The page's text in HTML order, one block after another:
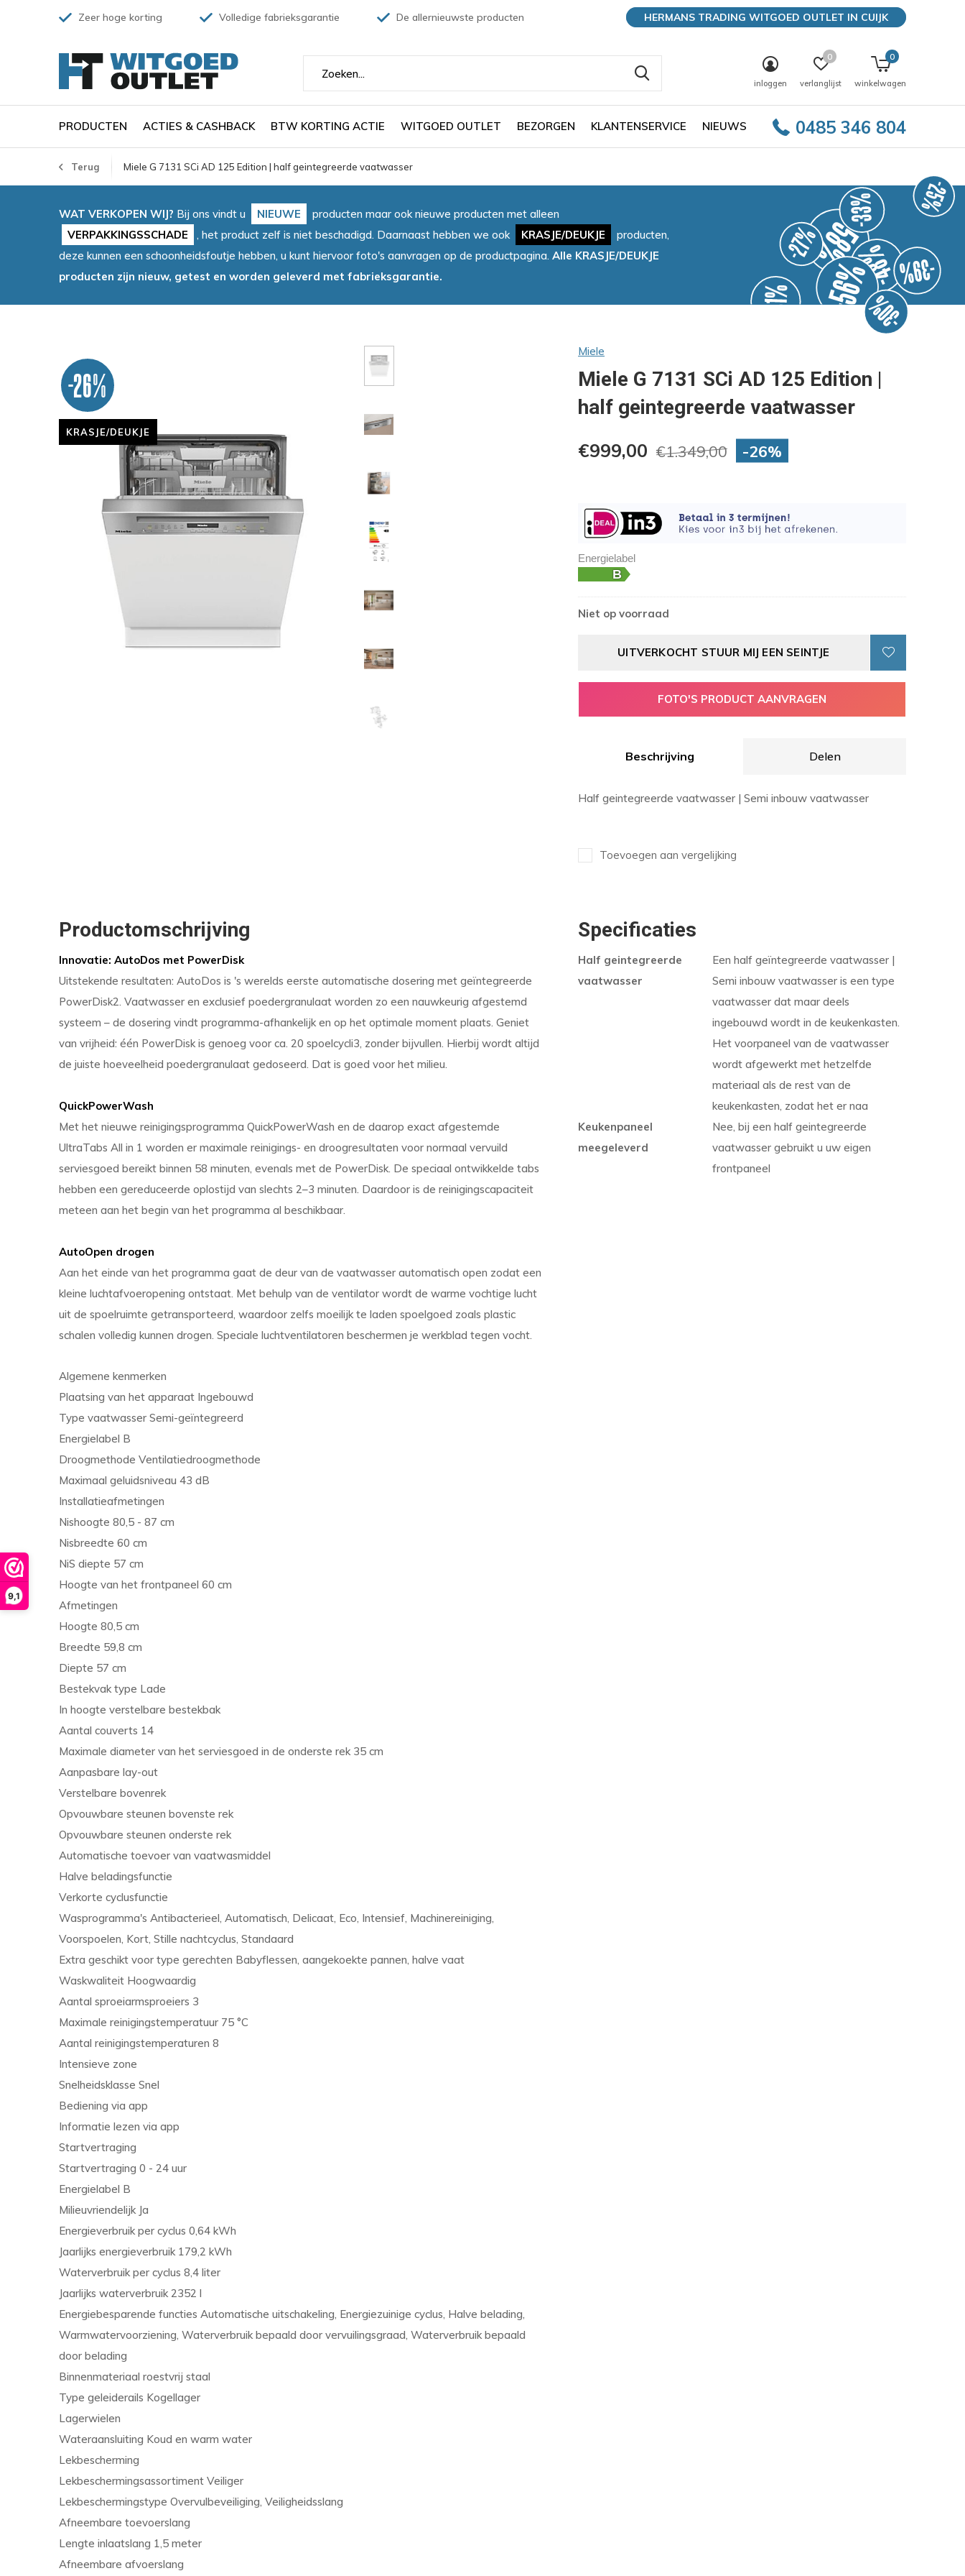
9,1
PRODUCTEN ACTIES & CASHBACK BTW KORTING ACTIE WITGOED OUTLET BEZORGEN KLANTENSERVICE NIEUWS 0485 346 804
inloggen verlanglijst
0
winkelwagen
0
Zeer hoge korting Volledige fabrieksgarantie De allernieuwste producten HERMANS TRADING WITGOED OUTLET IN CUIJK
Terug Miele G 7131 SCi AD 125 Edition | half geintegreerde vaatwasser
WAT VERKOPEN WIJ? Bij ons vindt u NIEUWE
producten maar ook nieuwe producten met alleen
VERPAKKINGSSCHADE
, het product zelf is niet beschadigd. Daarnaast hebben we ook KRASJE/DEUKJE
producten,
deze kunnen een schoonheidsfoutje hebben, u kunt hiervoor foto's aanvragen op de productpagina. Alle KRASJE/DEUKJE
producten zijn nieuw, getest en worden geleverd met fabrieksgarantie.
-26%
KRASJE/DEUKJE
Miele
Miele G 7131 SCi AD 125 Edition |
half geintegreerde vaatwasser
€999,00 €1.349,00 -26%
Energielabel
Niet op voorraad
UITVERKOCHT STUUR MIJ EEN SEINTJE
FOTO'S PRODUCT AANVRAGEN
Beschrijving Delen
Half geintegreerde vaatwasser | Semi inbouw vaatwasser
Toevoegen aan vergelijking
Productomschrijving
Innovatie: AutoDos met PowerDisk
Uitstekende resultaten: AutoDos is 's werelds eerste automatische dosering met geïntegreerde
PowerDisk2. Vaatwasser en exclusief poedergranulaat worden zo een nauwkeurig afgestemd
systeem – de dosering vindt programma-afhankelijk en op het optimale moment plaats. Geniet
van vrijheid: één PowerDisk is genoeg voor ca. 20 spoelcycli3, zonder bijvullen. Hierbij wordt altijd
de juiste hoeveelheid poedergranulaat gedoseerd. Dat is goed voor het milieu.
QuickPowerWash
Met het nieuwe reinigingsprogramma QuickPowerWash en de daarop exact afgestemde
UltraTabs All in 1 worden er maximale reinigings- en droogresultaten voor normaal vervuild
serviesgoed bereikt binnen 58 minuten, evenals met de PowerDisk. De speciaal ontwikkelde tabs
hebben een gereduceerde oplostijd van slechts 2–3 minuten. Daardoor is de reinigingscapaciteit
meteen aan het begin van het programma al beschikbaar.
AutoOpen drogen
Aan het einde van het programma gaat de deur van de vaatwasser automatisch open zodat een
kleine luchtafvoeropening ontstaat. Met behulp van de ventilator wordt de warme vochtige lucht
uit de spoelruimte getransporteerd, waardoor zelfs moeilijk te laden spoelgoed zoals plastic
schalen volledig kunnen drogen. Speciale luchtventilatoren beschermen je werkblad tegen vocht.
Algemene kenmerken
Plaatsing van het apparaat Ingebouwd
Type vaatwasser Semi-geïntegreerd
Energielabel B
Droogmethode Ventilatiedroogmethode
Maximaal geluidsniveau 43 dB
Installatieafmetingen
Nishoogte 80,5 - 87 cm
Nisbreedte 60 cm
NiS diepte 57 cm
Hoogte van het frontpaneel 60 cm
Afmetingen
Hoogte 80,5 cm
Breedte 59,8 cm
Diepte 57 cm
Bestekvak type Lade
In hoogte verstelbare bestekbak
Aantal couverts 14
Maximale diameter van het serviesgoed in de onderste rek 35 cm
Aanpasbare lay-out
Verstelbare bovenrek
Opvouwbare steunen bovenste rek
Opvouwbare steunen onderste rek
Automatische toevoer van vaatwasmiddel
Halve beladingsfunctie
Verkorte cyclusfunctie
Wasprogramma's Antibacterieel, Automatisch, Delicaat, Eco, Intensief, Machinereiniging,
Voorspoelen, Kort, Stille nachtcyclus, Standaard
Extra geschikt voor type gerechten Babyflessen, aangekoekte pannen, halve vaat
Waskwaliteit Hoogwaardig
Aantal sproeiarmsproeiers 3
Maximale reinigingstemperatuur 75 °C
Aantal reinigingstemperaturen 8
Intensieve zone
Snelheidsklasse Snel
Bediening via app
Informatie lezen via app
Startvertraging
Startvertraging 0 - 24 uur
Energielabel B
Milieuvriendelijk Ja
Energieverbruik per cyclus 0,64 kWh
Jaarlijks energieverbruik 179,2 kWh
Waterverbruik per cyclus 8,4 liter
Jaarlijks waterverbruik 2352 l
Energiebesparende functies Automatische uitschakeling, Energiezuinige cyclus, Halve belading,
Warmwatervoorziening, Waterverbruik bepaald door vervuilingsgraad, Waterverbruik bepaald
door belading
Binnenmateriaal roestvrij staal
Type geleiderails Kogellager
Lagerwielen
Wateraansluiting Koud en warm water
Lekbescherming
Lekbeschermingsassortiment Veiliger
Lekbeschermingstype Overvulbeveiliging, Veiligheidsslang
Afneembare toevoerslang
Lengte inlaatslang 1,5 meter
Afneembare afvoerslang
Specificaties
Half geintegreerde
vaatwasser
Een half geïntegreerde vaatwasser |
Semi inbouw vaatwasser is een type
vaatwasser dat maar deels
ingebouwd wordt in de keukenkasten.
Het voorpaneel van de vaatwasser
wordt afgewerkt met hetzelfde
materiaal als de rest van de
keukenkasten, zodat het er naa
Keukenpaneel
meegeleverd
Nee, bij een half geintegreerde
vaatwasser gebruikt u uw eigen
frontpaneel